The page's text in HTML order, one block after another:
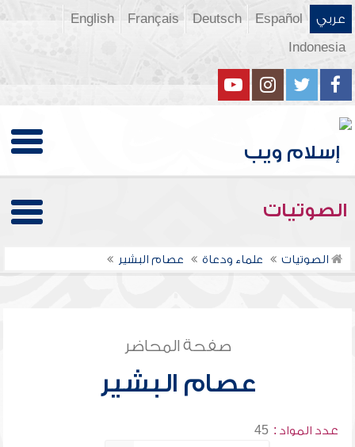
عربي Español
Deutsch
Français
English
Indonesia
الصوتيات
الصوتيات علماء ودعاة عصام البشير
صفحة المحاضر
عصام البشير
عدد المواد : 45